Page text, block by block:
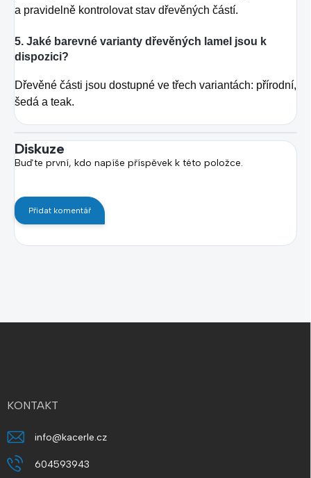
a pravidelně kontrolovat stav dřevěných částí.
5. Jaké barevné varianty dřevěných lamel jsou k
dispozici?
Dřevěné části jsou dostupné ve třech variantách: přírodní,
šedá a teak.
Diskuze
Buďte první, kdo napíše příspěvek k této položce.
Přidat komentář
KONTAKT
info@kacerle.cz
604593943